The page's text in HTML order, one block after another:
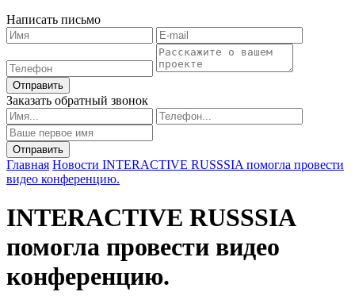
Написать письмо
Отправить
Заказать обратный звонок
Главная Новости INTERACTIVE RUSSSIA помогла провести
видео конференцию.
INTERACTIVE RUSSSIA
помогла провести видео
конференцию.